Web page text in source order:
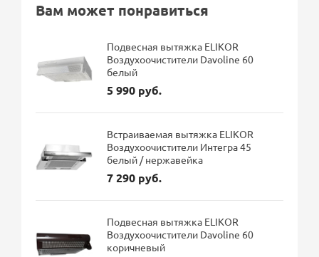
Вам может понравиться
Подвесная вытяжка ELIKOR
Воздухоочистители Davoline 60
белый
5 990 руб.
Встраиваемая вытяжка ELIKOR
Воздухоочистители Интегра 45
белый / нержавейка
7 290 руб.
Подвесная вытяжка ELIKOR
Воздухоочистители Davoline 60
коричневый